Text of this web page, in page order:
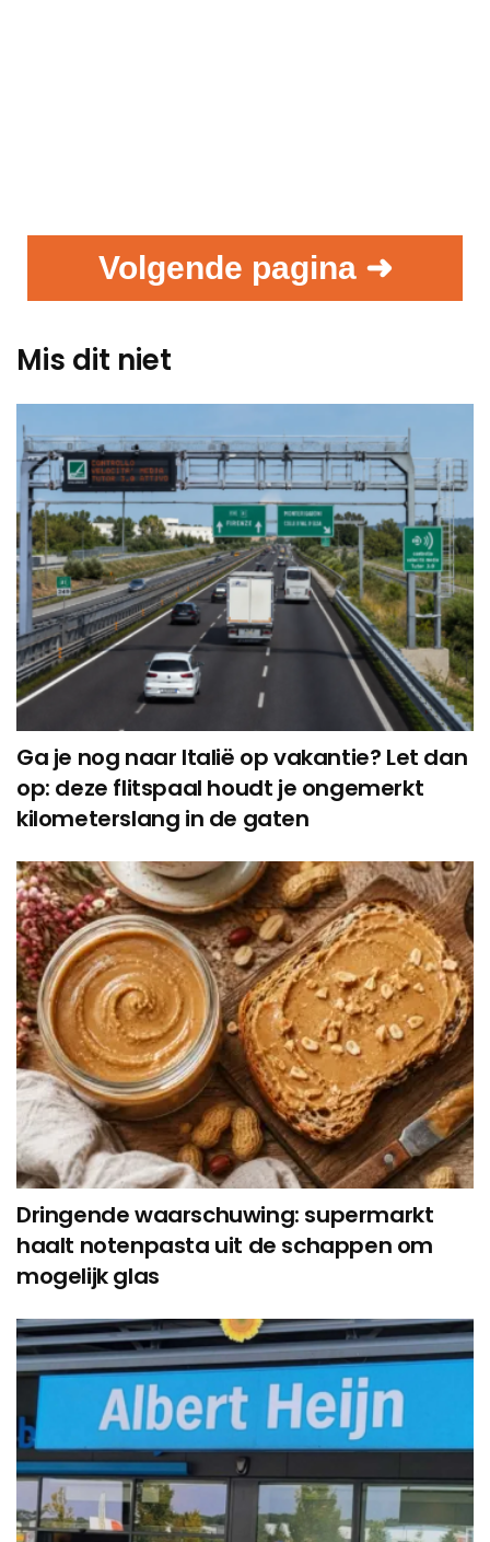
Volgende pagina ➜
Mis dit niet
Ga je nog naar Italië op vakantie? Let dan
op: deze flitspaal houdt je ongemerkt
kilometerslang in de gaten
Dringende waarschuwing: supermarkt
haalt notenpasta uit de schappen om
mogelijk glas